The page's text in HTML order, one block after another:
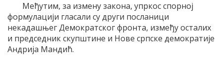
Међутим, за измену закона, упркос спорној
формулацији гласали су други посланици
некадашњег Демократског фронта, између осталих
и председник скупштине и Нове српске демократије
Андрија Мандић.